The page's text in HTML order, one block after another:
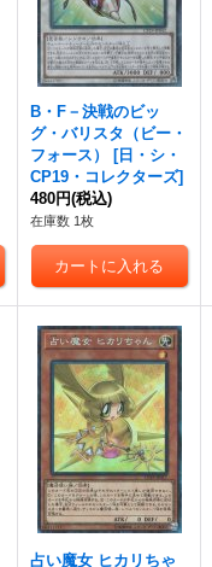
B・F－決戦のビッ
グ・バリスタ（ビー・
フォース）
[日・シ・
CP19・コレクターズ]
480円(税込)
在庫数 1枚
占い魔女 ヒカリちゃ